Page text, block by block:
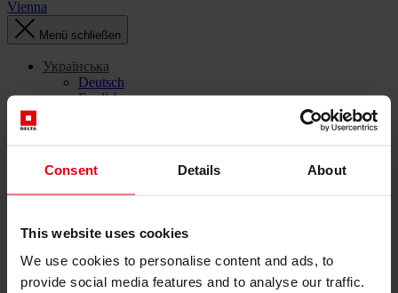
Consent Details About
This website uses cookies
We use cookies to personalise content and ads, to
provide social media features and to analyse our traffic.
Vienna
Menü schließen
Українська
Deutsch
English
Наші послуги
Проєктування
Техніко-економічне обґрунтування
Інформаційне моделювання будівель (BIM)
Підготовка та проведення тендерів